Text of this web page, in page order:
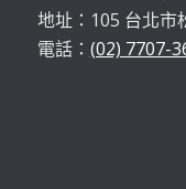
地址：105 台北市
電話： (02) 7707-